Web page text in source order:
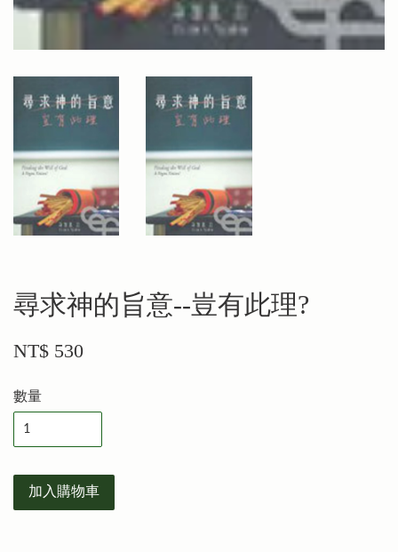
尋求神的旨意--豈有此理?
NT$ 530
數量
加入購物車